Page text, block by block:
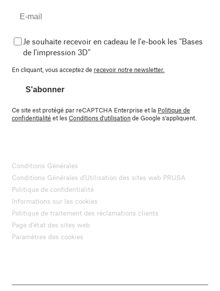
Je souhaite recevoir en cadeau le l'e-book les "Bases
de l'impression 3D"
En cliquant, vous acceptez de recevoir notre newsletter.
S'abonner
Ce site est protégé par reCAPTCHA Enterprise et la Politique de
confidentialité et lesConditions d'utilisationde Google s'appliquent.
Conditions Générales
Conditions Générales d'Utilisation des sites web PRUSA
Politique de confidentialité
Informations sur les cookies
Politique de traitement des réclamations clients
Page d'état des sites web
Paramètres des cookies